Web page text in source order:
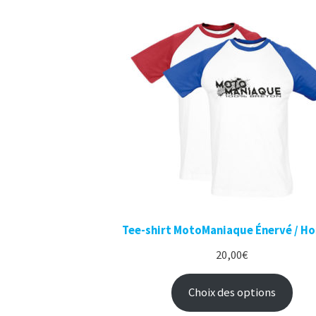
Tee-shirt MotoManiaque Énervé /
20,00€
Choix des options